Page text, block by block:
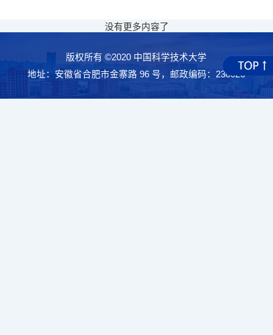
没有更多内容了
版权所有 ©2020 中国科学技术大学
地址：安徽省合肥市金寨路 96 号，邮政编码：230026